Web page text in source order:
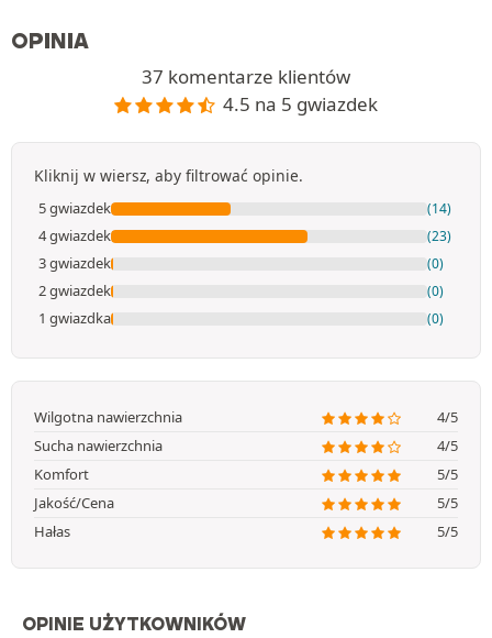
OPINIA
37 komentarze klientów
4.5 na 5 gwiazdek
Kliknij w wiersz, aby filtrować opinie.
5 gwiazdek (14)
4 gwiazdek (23)
3 gwiazdek (0)
2 gwiazdek (0)
1 gwiazdka (0)
Wilgotna nawierzchnia
4/5
Sucha nawierzchnia
4/5
Komfort
5/5
Jakość/Cena
5/5
Hałas
5/5
OPINIE UŻYTKOWNIKÓW